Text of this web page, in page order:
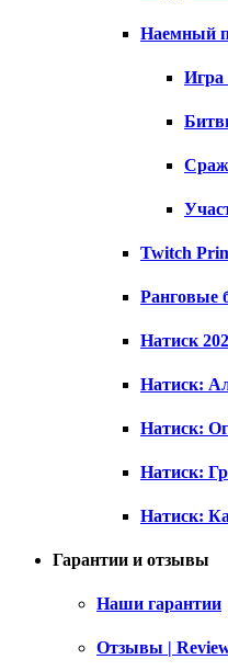
Наемный
Игра
Twitch
Ранговые
Натиск
Натиск:
Натиск:
Натиск:
Натиск:
Гарантии и отзывы
Наши гарантии
Отзывы |